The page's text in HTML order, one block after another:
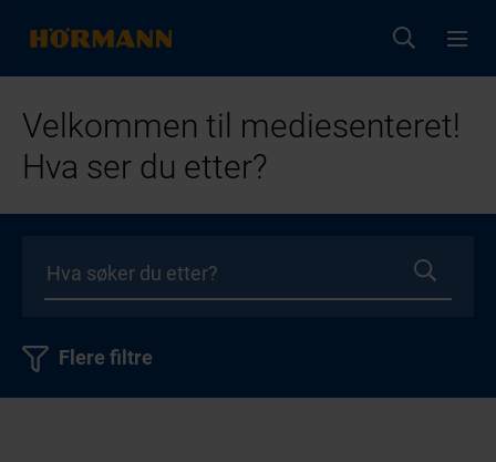
Velkommen til mediesenteret!
Hva ser du etter?
Flere filtre